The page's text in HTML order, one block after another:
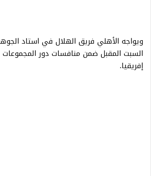
ويواجه الأهلي فريق الهلال في استاد
السبت المقبل ضمن منافسات دور المجموعات
إفريقيا.